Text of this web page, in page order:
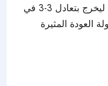
كلوب بروغ تأخره أمام أتلتيكو مدريد ليخرج بتعادل 3-3 في
العودة المثيرة